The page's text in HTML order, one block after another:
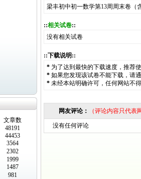
文章数
48191
44453
3564
2302
1999
1487
981
梁丰初中初一数学第13周周末卷（
::相关试卷::
没有相关试卷
::下载说明::
* 为了达到最快的下载速度，推荐
* 如果您发现该试卷不能下载，请
* 未经本站明确许可，任何网站不
网友评论： （评论内容只代
没有任何评论